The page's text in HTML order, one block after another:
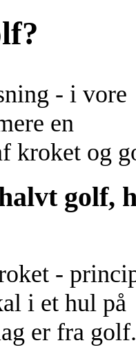
- i vore
en
kroket og
golf,
-
i et hul på
er fra golf.